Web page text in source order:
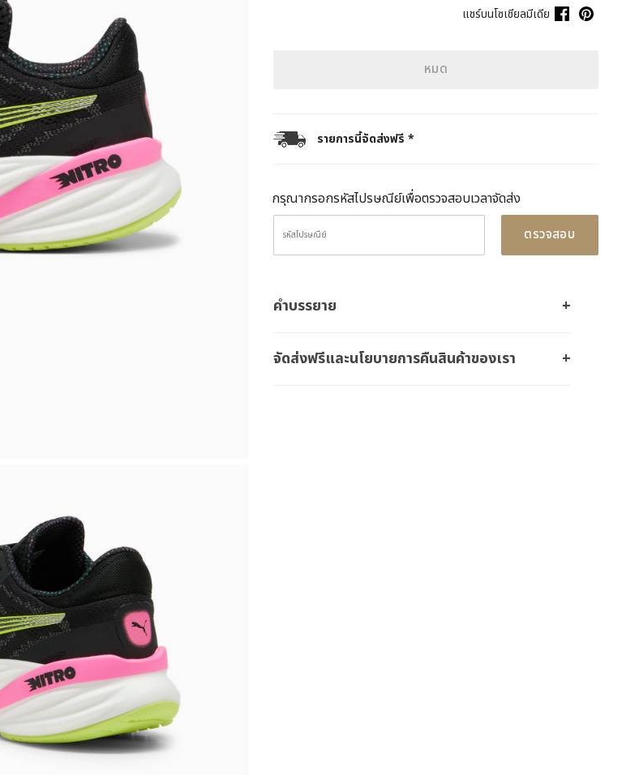
แชร์บนโซเชียลมีเดีย
หมด
รายการนี้จัดส่งฟรี *
กรุณากรอกรหัสไปรษณีย์เพื่อตรวจสอบเวลาจัดส่ง
ตรวจสอบ
คำบรรยาย
จัดส่งฟรีและนโยบายการคืนสินค้าของเรา